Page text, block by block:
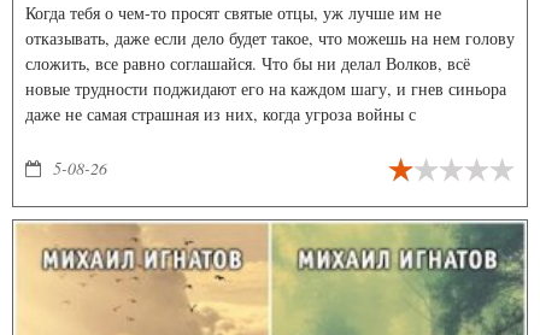
Когда тебя о чем-то просят святые отцы, уж лучше им не
отказывать, даже если дело будет такое, что можешь на нем голову
сложить, все равно соглашайся. Что бы ни делал Волков, всё
новые трудности поджидают его на каждом шагу, и гнев синьора
даже не самая страшная из них, когда угроза войны с
5-08-26